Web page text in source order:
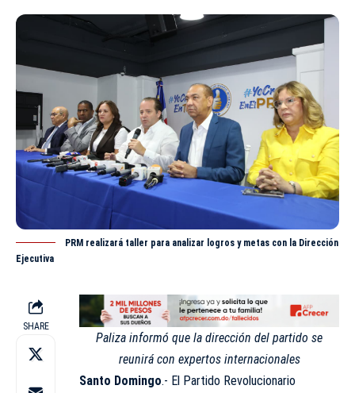
PRM realizará taller para analizar logros y metas con la Dirección
Ejecutiva
SHARE
Paliza informó que la dirección del partido se
reunirá con expertos internacionales
Santo Domingo.- El Partido Revolucionario